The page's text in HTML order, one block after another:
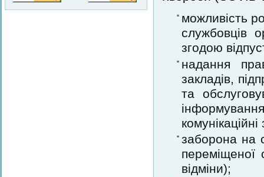
можливість
службовців
згодою
надання
закладів,
та
заборона на
переміщеної
відміни);